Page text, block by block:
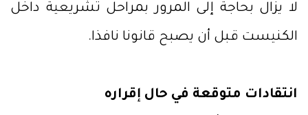
لا يزال بحاجة إلى المرور بمراحل تشريعية داخل
الكنيست قبل أن يصبح قانونا نافذا.
انتقادات متوقعة في حال إقراره